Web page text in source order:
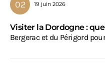
19 juin 2026
Visiter la Dordogne :
Bergerac et du Périgord